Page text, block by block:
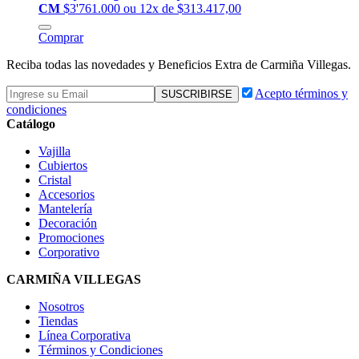
CM $3'761.000 ou 12x de $313.417,00
Comprar
Reciba todas las novedades y Beneficios Extra de Carmiña Villegas.
Acepto términos y
condiciones
Catálogo
Vajilla
Cubiertos
Cristal
Accesorios
Mantelería
Decoración
Promociones
Corporativo
CARMIÑA VILLEGAS
Nosotros
Tiendas
Línea Corporativa
Términos y Condiciones